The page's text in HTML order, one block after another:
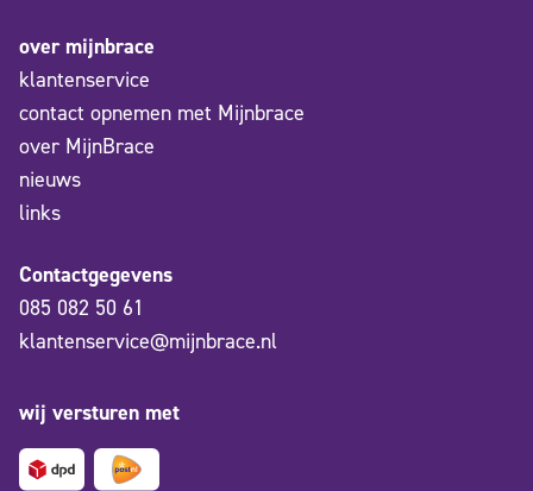
over mijnbrace
klantenservice
contact opnemen met Mijnbrace
over MijnBrace
nieuws
links
Contactgegevens
085 082 50 61
klantenservice@mijnbrace.nl
wij versturen met